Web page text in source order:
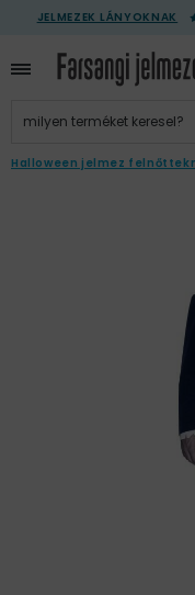
JELMEZEK LÁNYOKNAK
Halloween jelmez